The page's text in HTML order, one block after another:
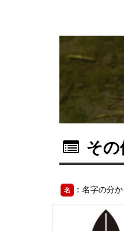
その
名 ：名字の分